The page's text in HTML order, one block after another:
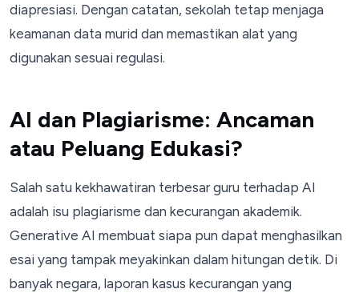
diapresiasi. Dengan catatan, sekolah tetap menjaga
keamanan data murid dan memastikan alat yang
digunakan sesuai regulasi.
AI dan Plagiarisme: Ancaman
atau Peluang Edukasi?
Salah satu kekhawatiran terbesar guru terhadap AI
adalah isu plagiarisme dan kecurangan akademik.
Generative AI membuat siapa pun dapat menghasilkan
esai yang tampak meyakinkan dalam hitungan detik. Di
banyak negara, laporan kasus kecurangan yang